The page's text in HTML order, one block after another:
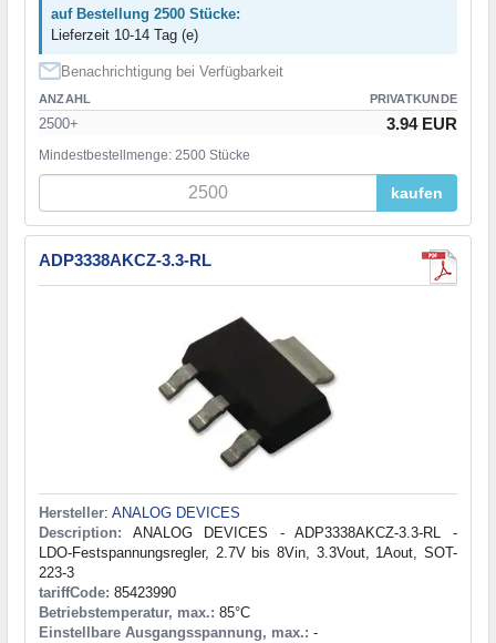
auf Bestellung 2500 Stücke:
Lieferzeit 10-14 Tag (e)
Benachrichtigung bei Verfügbarkeit
ANZAHL PRIVATKUNDE
2500+ 3.94 EUR
Mindestbestellmenge: 2500 Stücke
kaufen
ADP3338AKCZ-3.3-RL
Hersteller: ANALOG DEVICES
Description: ANALOG DEVICES - ADP3338AKCZ-3.3-RL -
LDO-Festspannungsregler, 2.7V bis 8Vin, 3.3Vout, 1Aout, SOT-
223-3
tariffCode: 85423990
Betriebstemperatur, max.: 85°C
Einstellbare Ausgangsspannung, max.: -